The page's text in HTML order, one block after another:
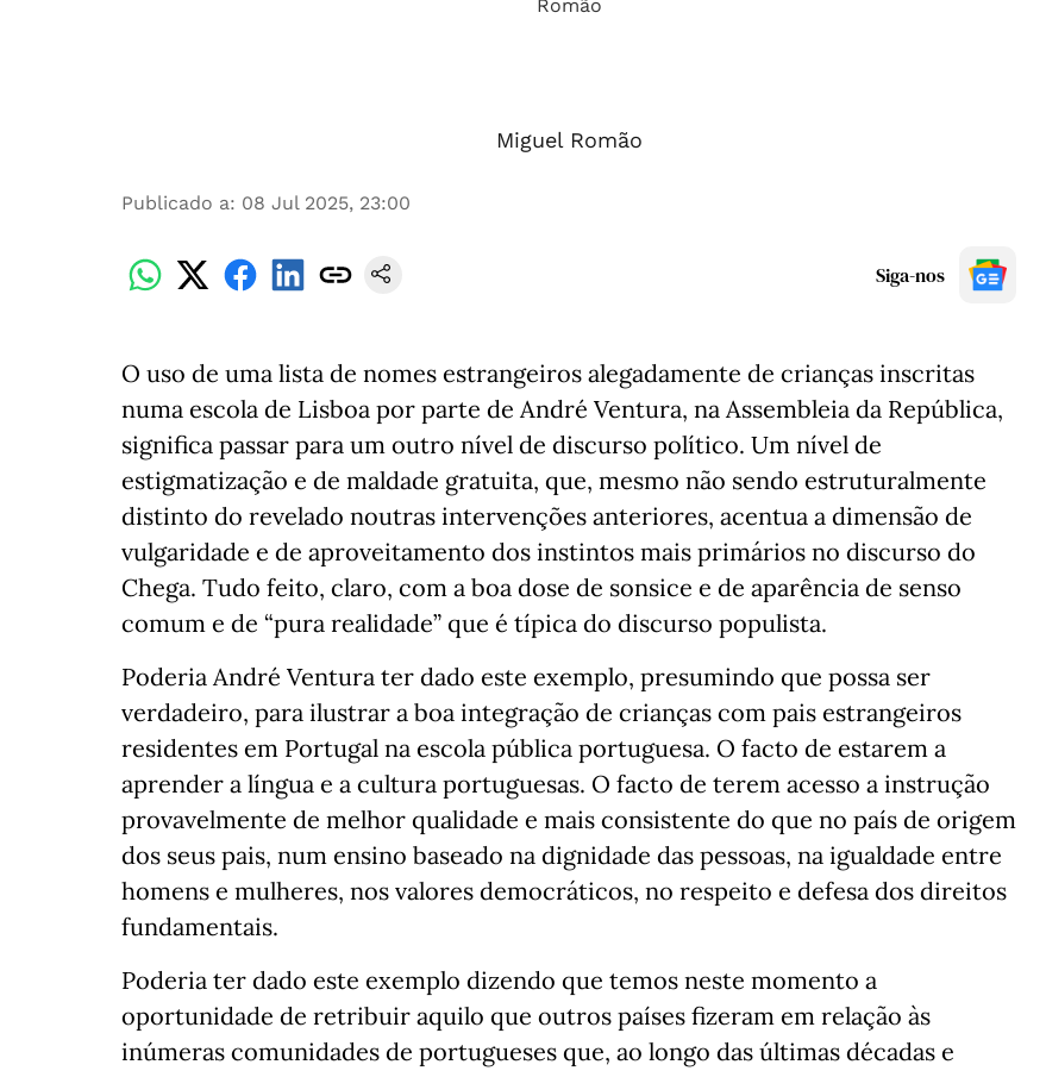
Miguel Romão
Publicado a: 08 Jul 2025, 23:00
Siga-nos
O uso de uma lista de nomes estrangeiros alegadamente de crianças inscritas
numa escola de Lisboa por parte de André Ventura, na Assembleia da República,
significa passar para um outro nível de discurso político. Um nível de
estigmatização e de maldade gratuita, que, mesmo não sendo estruturalmente
distinto do revelado noutras intervenções anteriores, acentua a dimensão de
vulgaridade e de aproveitamento dos instintos mais primários no discurso do
Chega. Tudo feito, claro, com a boa dose de sonsice e de aparência de senso
comum e de “pura realidade” que é típica do discurso populista.
Poderia André Ventura ter dado este exemplo, presumindo que possa ser
verdadeiro, para ilustrar a boa integração de crianças com pais estrangeiros
residentes em Portugal na escola pública portuguesa. O facto de estarem a
aprender a língua e a cultura portuguesas. O facto de terem acesso a instrução
provavelmente de melhor qualidade e mais consistente do que no país de origem
dos seus pais, num ensino baseado na dignidade das pessoas, na igualdade entre
homens e mulheres, nos valores democráticos, no respeito e defesa dos direitos
fundamentais.
Poderia ter dado este exemplo dizendo que temos neste momento a
oportunidade de retribuir aquilo que outros países fizeram em relação às
inúmeras comunidades de portugueses que, ao longo das últimas décadas e